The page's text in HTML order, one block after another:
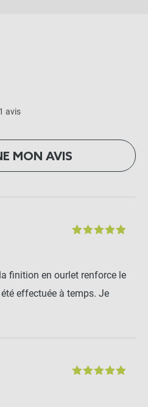
1 avis
MON AVIS
finition en ourlet renforce le
effectuée à temps. Je